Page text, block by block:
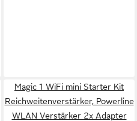
Magic 1 WiFi mini Starter Kit
Reichweitenverstärker, Powerline
WLAN Verstärker 2x Adapter